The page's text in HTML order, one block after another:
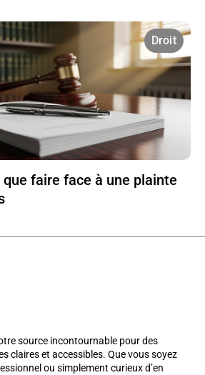
Droit
faire face à une plainte
source incontournable pour des
claires et accessibles. Que vous soyez
ou simplement curieux d’en